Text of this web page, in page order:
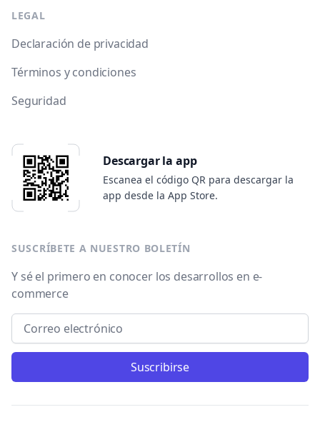
LEGAL
Declaración de privacidad
Términos y condiciones
Seguridad
Descargar la app
Escanea el código QR para descargar la
app desde la App Store.
SUSCRÍBETE A NUESTRO BOLETÍN
Y sé el primero en conocer los desarrollos en e-
commerce
Email address
Suscribirse